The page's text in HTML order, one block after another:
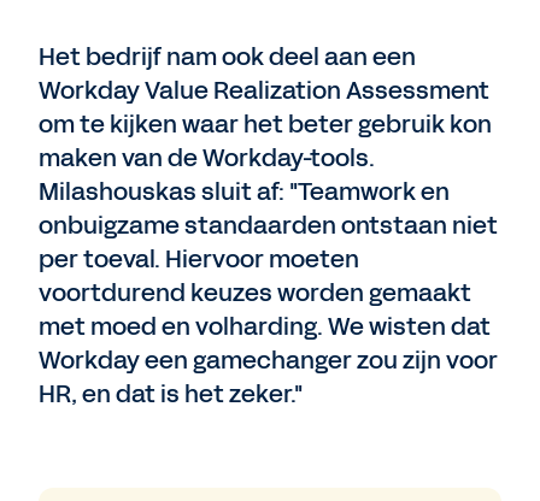
Het bedrijf nam ook deel aan een
Workday Value Realization Assessment
om te kijken waar het beter gebruik kon
maken van de Workday-tools.
Milashouskas sluit af: "Teamwork en
onbuigzame standaarden ontstaan niet
per toeval. Hiervoor moeten
voortdurend keuzes worden gemaakt
met moed en volharding. We wisten dat
Workday een gamechanger zou zijn voor
HR, en dat is het zeker."